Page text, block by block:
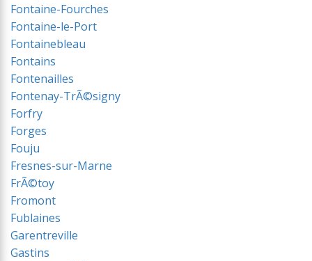
Fontaine-Fourches
Fontaine-le-Port
Fontainebleau
Fontains
Fontenailles
Fontenay-TrÃ©signy
Forfry
Forges
Fouju
Fresnes-sur-Marne
FrÃ©toy
Fromont
Fublaines
Garentreville
Gastins